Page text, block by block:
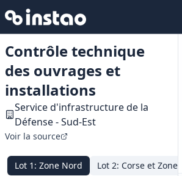
Contrôle technique
des ouvrages et
installations
Service d'infrastructure de la
Défense - Sud‑Est
Voir la source
Lot 1 : Zone Nord Lot 2: Corse et Zone